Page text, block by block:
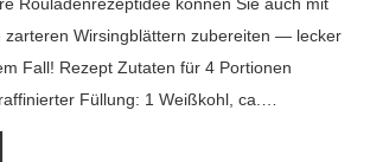
Rouladenrezeptidee können Sie auch mit
zarteren Wirsingblättern zubereiten — lecker
Fall! Rezept Zutaten für 4 Portionen
Füllung: 1 Weißkohl, ca.…